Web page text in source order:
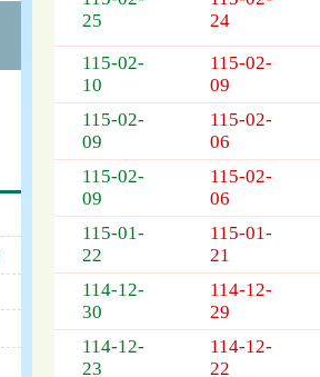
期、
期、
25
24
115-02-
10
115-02-
09
115-02-
09
115-02-
06
115-02-
09
115-02-
06
115-01-
22
115-01-
21
114-12-
30
114-12-
29
114-12-
23
114-12-
22